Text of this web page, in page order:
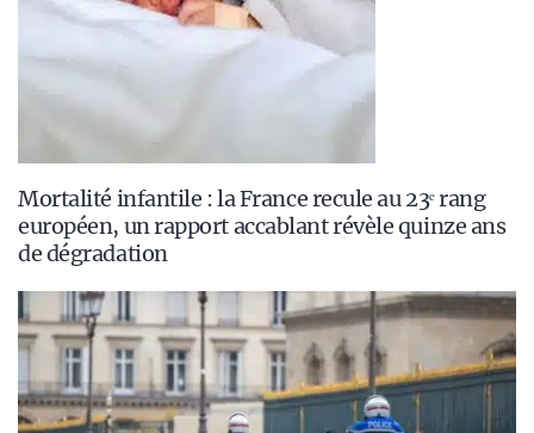
Mortalité infantile : la France recule au 23ᵉ rang
européen, un rapport accablant révèle quinze ans
de dégradation